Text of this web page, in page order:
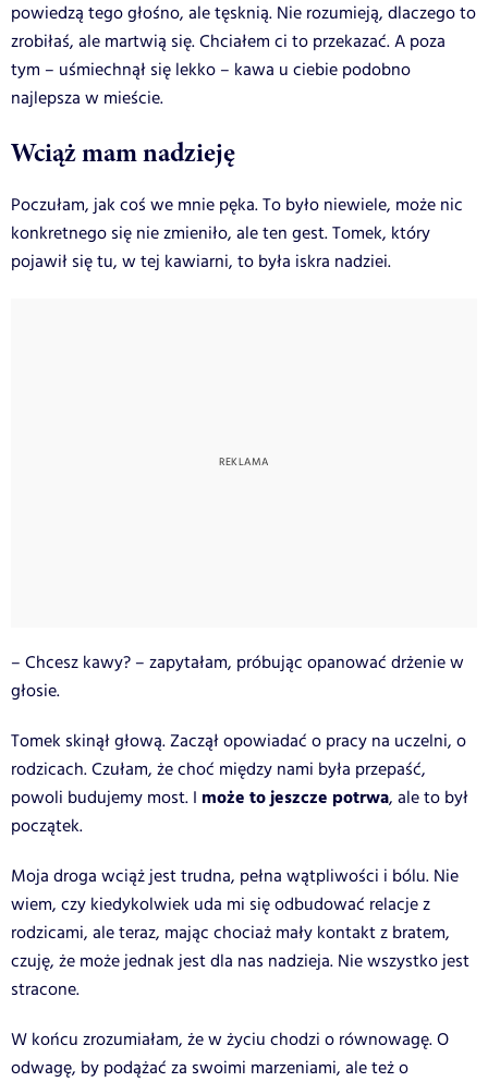
powiedzą tego głośno, ale tęsknią. Nie rozumieją, dlaczego to
zrobiłaś, ale martwią się. Chciałem ci to przekazać. A poza
tym – uśmiechnął się lekko – kawa u ciebie podobno
najlepsza w mieście.
Wciąż mam nadzieję
Poczułam, jak coś we mnie pęka. To było niewiele, może nic
konkretnego się nie zmieniło, ale ten gest. Tomek, który
pojawił się tu, w tej kawiarni, to była iskra nadziei.
– Chcesz kawy? – zapytałam, próbując opanować drżenie w
głosie.
Tomek skinął głową. Zaczął opowiadać o pracy na uczelni, o
rodzicach. Czułam, że choć między nami była przepaść,
powoli budujemy most. I może to jeszcze potrwa, ale to był
początek.
Moja droga wciąż jest trudna, pełna wątpliwości i bólu. Nie
wiem, czy kiedykolwiek uda mi się odbudować relacje z
rodzicami, ale teraz, mając chociaż mały kontakt z bratem,
czuję, że może jednak jest dla nas nadzieja. Nie wszystko jest
stracone.
W końcu zrozumiałam, że w życiu chodzi o równowagę. O
odwagę, by podążać za swoimi marzeniami, ale też o